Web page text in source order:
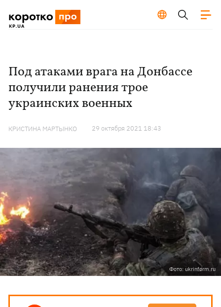
Под атаками врага на Донбассе
получили ранения трое
украинских военных
КРИСТИНА МАРТЫНКО 29 октября 2021 18:43
Фото: ukrinform.ru